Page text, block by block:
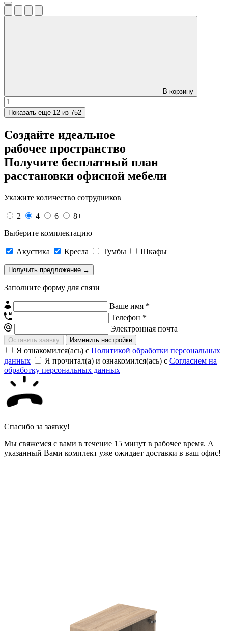
В корзину
Показать еще 12 из 752
Создайте идеальное
рабочее пространство
Получите бесплатный план
расстановки офисной мебели
Укажите количество сотрудников
2 4 6
8+
Выберите комплектацию
Акустика Кресла Тумбы Шкафы
Заполните форму для связи
Ваше имя *
Телефон *
Электронная почта
Изменить настройки
Я ознакомился(ась) с Политикой обработки персональных
данных
Я прочитал(а) и ознакомился(ась) с Согласием на
обработку персональных данных
Спасибо за заявку!
Мы свяжемся с вами в течение 15 минут в рабочее время. А
указанный Вами комплект уже ожидает доставки в ваш офис!